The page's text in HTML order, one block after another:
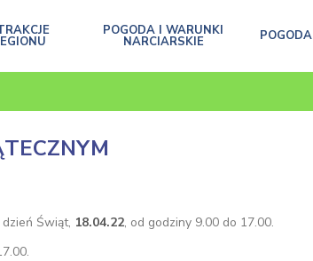
POGODA I WARUNKI
NARCIARSKIE POGODA
Świąt, 18.04.22, od godziny 9.00 do 17.00.